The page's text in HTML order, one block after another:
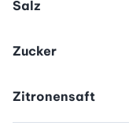
Salz
Zucker
Zitronensaft